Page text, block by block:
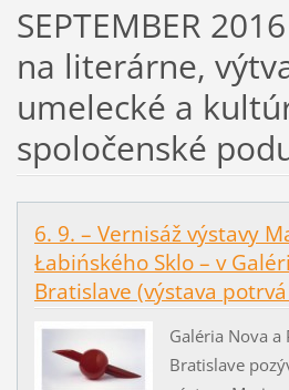
SEPTEMBER
na literárne,
umelecké a
spoločenské
6. 9. – Vernisáž výstavy
Łabińského Sklo – v
Bratislave (výstava
Galéria Nova
Bratislave